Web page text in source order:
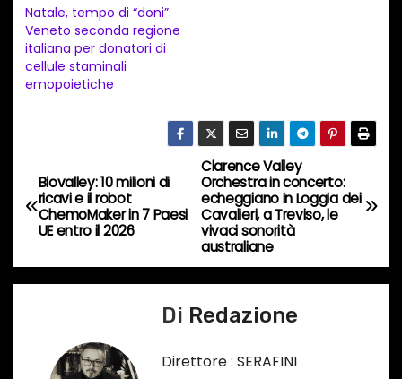
o
i
n
c
o
…
Natale, tempo di “doni”:
Veneto seconda regione
italiana per donatori di
cellule staminali
emopoietiche
N
a
i
Clarence Valley
Orchestra in concerto:
echeggiano in Loggia dei
Cavalieri, a Treviso, le
vivaci sonorità
australiane
Biovalley: 10 milioni di
ricavi e il robot
ChemoMaker in 7 Paesi
UE entro il 2026
Di Redazione
Direttore : SERAFINI